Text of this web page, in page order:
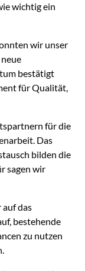
wichtig ein
wir unser
bestätigt
für Qualität,
für die
Das
bilden die
sagen wir
das
bestehende
zu nutzen